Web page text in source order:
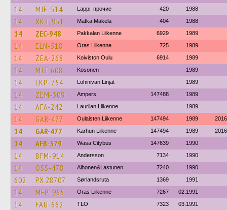
14 MJE-514 Lappi, прочие 420 1988
14 XKT-951 Matka Mäkelä 404 1988
14 ZEC-948 Pakkalan Liikenne 6929 1989
14 ELN-518 Oras Liikenne 725 1989
14 ZEA-268 Koiviston Oulu 6914 1989
14 MJT-608 Kosonen 1989
14 LKP-754 Lohinivan Linjat 1989
14 ZEM-309 Ampers 147488 1989
14 AFA-242 Laurilan Liikenne 1989
14 GAR-477 Oulaisten Liikenne 147494 1989 2016
14 GAR-477 Karhun Liikenne 147494 1989 2016
14 AFB-579 Wasa Citybus 147639 1990
14 BFM-914 Andersson 7134 1990
14 OSS-478 Alhonen&Lastunen 7240 1990
602 PX 28707 Sørlandsruta 1369 1991
14 MFP-965 Oras Liikenne 7267 02.1991
14 FAU-662 TLO 7323 03.1991